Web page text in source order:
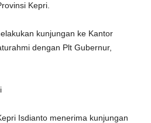
Kepri.
kunjungan ke Kantor
dengan Plt Gubernur,
Isdianto menerima kunjungan